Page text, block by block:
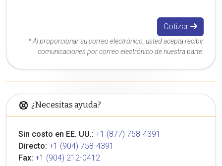
Cotizar
* Al proporcionar su correo electrónico, usted acepta recibir
comunicaciones por correo electrónico de nuestra parte.
¿Necesitas ayuda?
Sin costo en EE. UU.: +1 (877) 758-4391
Directo: +1 (904) 758-4391
Fax: +1 (904) 212-0412